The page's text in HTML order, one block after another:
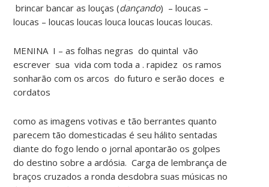
brincar bancar as louças (dançando) – loucas –
loucas – loucas loucas louca loucas loucas loucas.
MENINA I – as folhas negras do quintal vão
escrever sua vida com toda a . rapidez os ramos
sonharão com os arcos do futuro e serão doces e
cordatos
como as imagens votivas e tão berrantes quanto
parecem tão domesticadas é seu hálito sentadas
diante do fogo lendo o jornal apontarão os golpes
do destino sobre a ardósia. Carga de lembrança de
braços cruzados a ronda desdobra suas músicas no